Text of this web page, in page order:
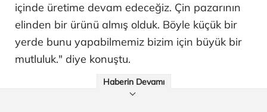
içinde üretime devam edeceğiz. Çin pazarının
elinden bir ürünü almış olduk. Böyle küçük bir
yerde bunu yapabilmemiz bizim için büyük bir
mutluluk." diye konuştu.
Haberin Devamı